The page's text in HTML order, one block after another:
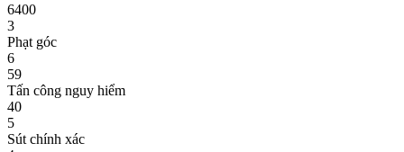
6400
3
Phạt góc
6
59
Tấn công nguy hiểm
40
5
Sút chính xác